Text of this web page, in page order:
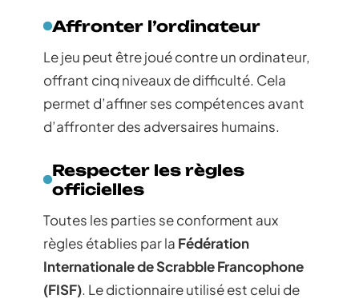
Affronter l’ordinateur
Le jeu peut être joué contre un ordinateur,
offrant cinq niveaux de difficulté. Cela
permet d’affiner ses compétences avant
d’affronter des adversaires humains.
Respecter les règles
officielles
Toutes les parties se conforment aux
règles établies par la Fédération
Internationale de Scrabble Francophone
(FISF). Le dictionnaire utilisé est celui de